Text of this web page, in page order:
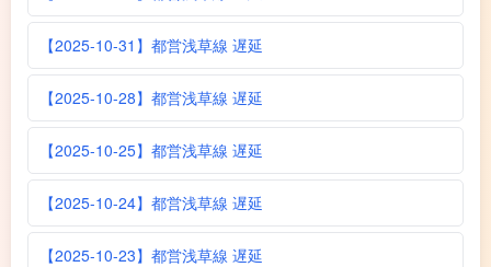
【2025-10-31】都営浅草線 遅延
【2025-10-28】都営浅草線 遅延
【2025-10-25】都営浅草線 遅延
【2025-10-24】都営浅草線 遅延
【2025-10-23】都営浅草線 遅延